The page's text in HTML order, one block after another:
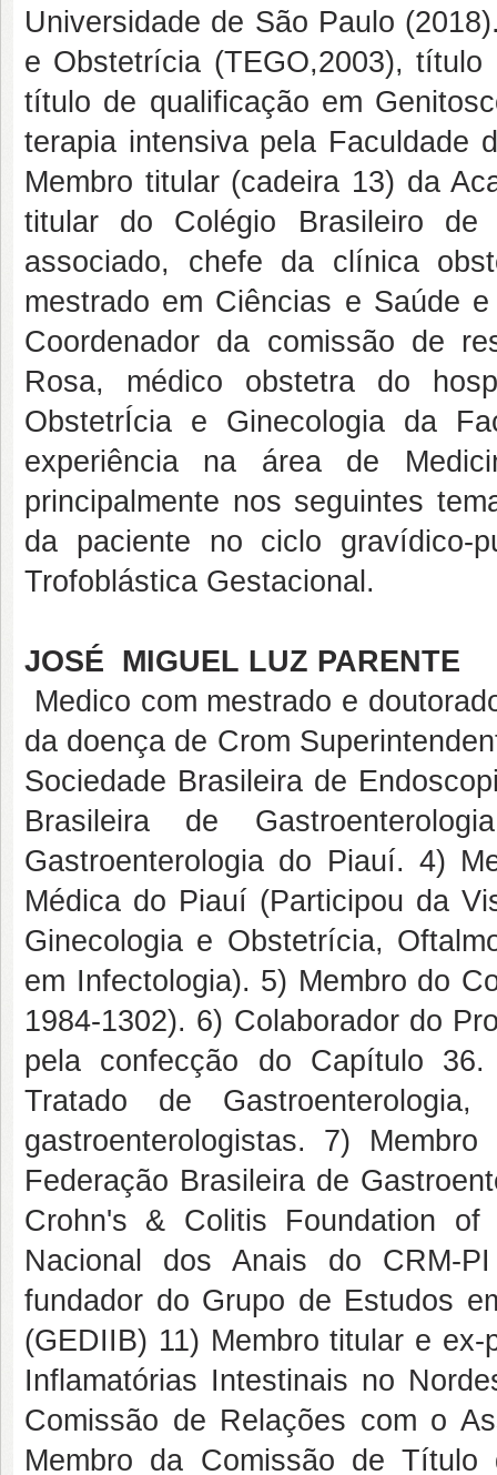
Universidade de São Paulo
e Obstetrícia (TEGO,2003),
título de qualificação em
terapia intensiva pela Faculdade
Membro titular (cadeira 13) da
titular do Colégio Brasileiro de
associado, chefe da clínica
mestrado em Ciências e Saúde
Coordenador da comissão de
Rosa, médico obstetra do
ObstetrÍcia e Ginecologia da
experiência na área de
principalmente nos seguintes
da paciente no ciclo gravídico-
Trofoblástica Gestacional.
JOSÉ MIGUEL LUZ PARENTE
Medico com mestrado e
da doença de Crom
Sociedade Brasileira de
Brasileira de
Gastroenterologia do Piauí. 4)
Médica do Piauí (Participou da
Ginecologia e Obstetrícia,
em Infectologia). 5) Membro do
1984-1302). 6) Colaborador do
pela confecção do Capítulo
Tratado de
gastroenterologistas. 7)
Federação Brasileira de
Crohn's & Colitis Foundation of
Nacional dos Anais do CRM-
fundador do Grupo de Estudos
(GEDIIB) 11) Membro titular e
Inflamatórias Intestinais no
Comissão de Relações com o
Membro da Comissão de